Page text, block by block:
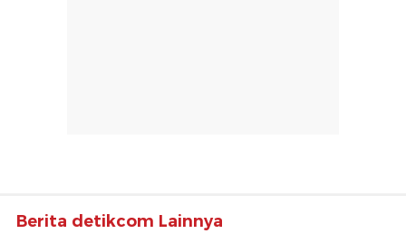
Berita detikcom Lainnya